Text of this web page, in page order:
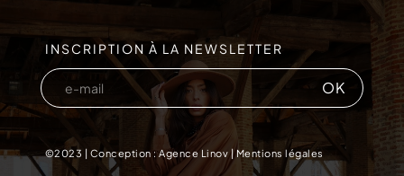
INSCRIPTION À LA NEWSLETTER
©2023 | Conception : Agence Linov|Mentions légales